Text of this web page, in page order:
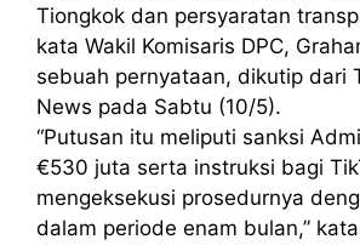
Tiongkok dan persyaratan
kata Wakil Komisaris DPC,
sebuah pernyataan, dikutip dari
News pada Sabtu (10/5).
“Putusan itu meliputi sanksi
€530 juta serta instruksi bagi
mengeksekusi prosedurnya
dalam periode enam bulan,”